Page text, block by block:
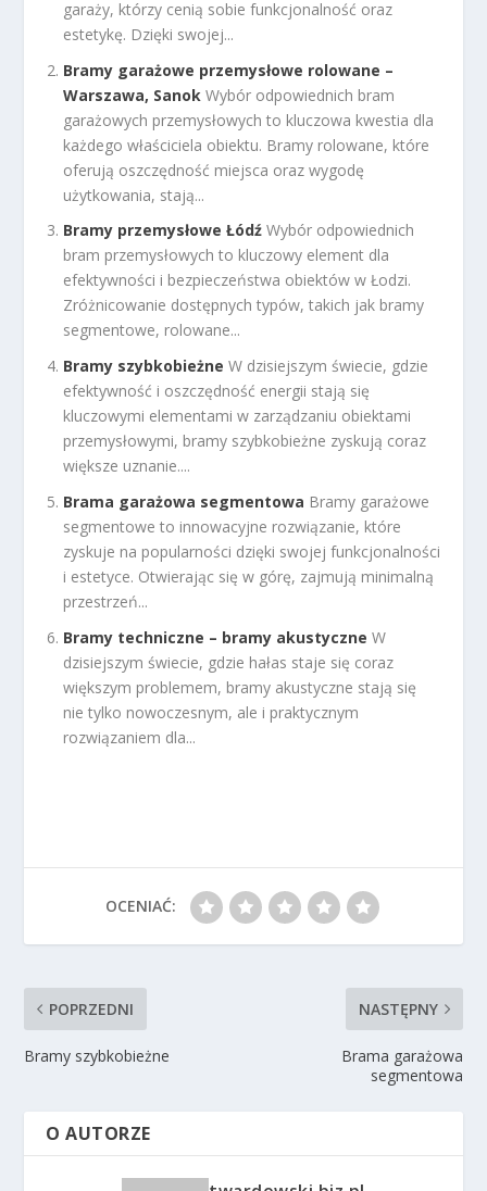
garaży, którzy cenią sobie funkcjonalność oraz
estetykę. Dzięki swojej...
Bramy garażowe przemysłowe rolowane –
Warszawa, Sanok Wybór odpowiednich bram
garażowych przemysłowych to kluczowa kwestia dla
każdego właściciela obiektu. Bramy rolowane, które
oferują oszczędność miejsca oraz wygodę
użytkowania, stają...
Bramy przemysłowe Łódź Wybór odpowiednich
bram przemysłowych to kluczowy element dla
efektywności i bezpieczeństwa obiektów w Łodzi.
Zróżnicowanie dostępnych typów, takich jak bramy
segmentowe, rolowane...
Bramy szybkobieżne W dzisiejszym świecie, gdzie
efektywność i oszczędność energii stają się
kluczowymi elementami w zarządzaniu obiektami
przemysłowymi, bramy szybkobieżne zyskują coraz
większe uznanie....
Brama garażowa segmentowa Bramy garażowe
segmentowe to innowacyjne rozwiązanie, które
zyskuje na popularności dzięki swojej funkcjonalności
i estetyce. Otwierając się w górę, zajmują minimalną
przestrzeń...
Bramy techniczne – bramy akustyczne W
dzisiejszym świecie, gdzie hałas staje się coraz
większym problemem, bramy akustyczne stają się
nie tylko nowoczesnym, ale i praktycznym
rozwiązaniem dla...
OCENIAĆ:
POPRZEDNI
Bramy szybkobieżne
NASTĘPNY
Brama garażowa
segmentowa
O AUTORZE